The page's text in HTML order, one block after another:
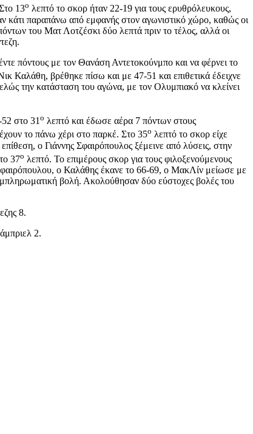
13ο λεπτό το σκορ ήταν 22-19 για τους ερυθρόλευκους,
παραπάνω από εμφανής στον αγωνιστικό χώρο, καθώς οι
του Ματ Λοτζέσκι δύο λεπτά πριν το τέλος, αλλά οι
πόντους με τον Θανάση Αντετοκούνμπο και να φέρνει το
Καλάθη, βρέθηκε πίσω και με 47-51 και επιθετικά έδειχνε
την κατάσταση του αγώνα, με τον Ολυμπιακό να κλείνει
στο 31 ο λεπτό και έδωσε αέρα 7 πόντων στους
το πάνω χέρι στο παρκέ. Στο 35ο λεπτό το σκορ είχε
ο Γιάννης Σφαιρόπουλος ξέμεινε από λύσεις, στην
37ο λεπτό. Το επιμέρους σκορ για τους φιλοξενούμενους
Σφαιρόπουλου, ο Καλάθης έκανε το 66-69, ο ΜακΛίν μείωσε με
βολή. Ακολούθησαν δύο εύστοχες βολές του
8.
2.